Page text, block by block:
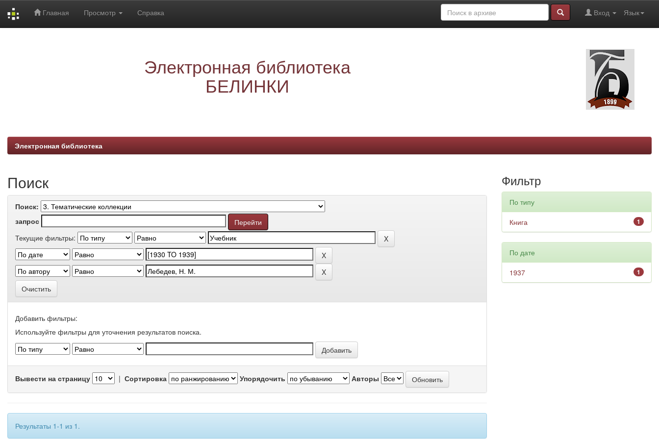
Главная Просмотр Справка Язык
Вход
Электронная библиотека
БЕЛИНКИ
Электронная библиотека
Поиск
Поиск:
запрос
Текущие фильтры:
Очистить
Добавить фильтры:
Используйте фильтры для уточнения результатов поиска.
Вывести на страницу | Сортировка Упорядочить Авторы
Результаты 1-1 из 1.
Фильтр
По типу
1
Книга
По дате
1
1937